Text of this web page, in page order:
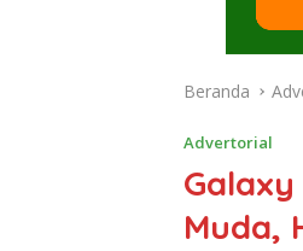
Beranda
Advertorial
Muda,